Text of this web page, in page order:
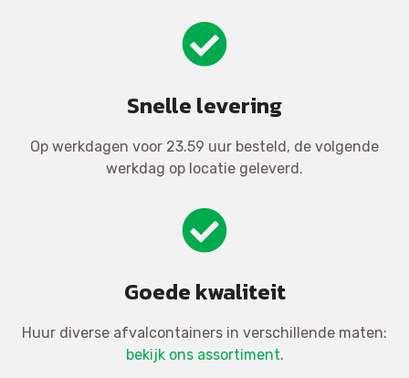
Snelle levering
Op werkdagen voor 23.59 uur besteld, de volgende
werkdag op locatie geleverd.
Goede kwaliteit
Huur diverse afvalcontainers in verschillende maten:
bekijk ons assortiment.